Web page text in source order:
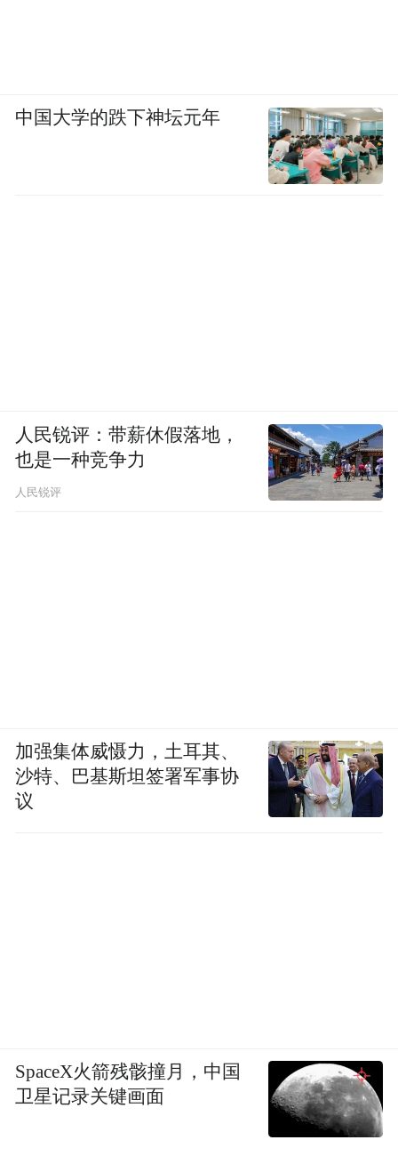
中国大学的跌下神坛元年
人民锐评：带薪休假落地，
也是一种竞争力
人民锐评
加强集体威慑力，土耳其、
沙特、巴基斯坦签署军事协
议
SpaceX火箭残骸撞月，中国
卫星记录关键画面